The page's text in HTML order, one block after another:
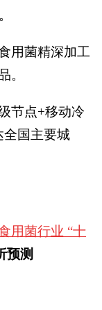
用菌精深加工
。
节点+移动冷
全国主要城
用菌行业 “十
预测